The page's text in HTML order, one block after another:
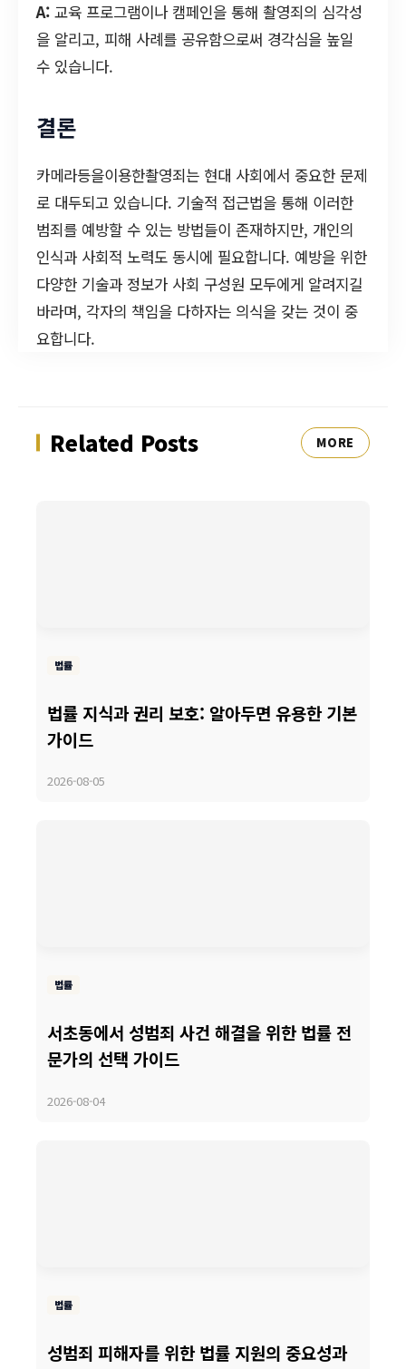
A: 교육 프로그램이나 캠페인을 통해 촬영죄의 심각성
을 알리고, 피해 사례를 공유함으로써 경각심을 높일
수 있습니다.
결론
카메라등을이용한촬영죄는 현대 사회에서 중요한 문제
로 대두되고 있습니다. 기술적 접근법을 통해 이러한
범죄를 예방할 수 있는 방법들이 존재하지만, 개인의
인식과 사회적 노력도 동시에 필요합니다. 예방을 위한
다양한 기술과 정보가 사회 구성원 모두에게 알려지길
바라며, 각자의 책임을 다하자는 의식을 갖는 것이 중
요합니다.
Related Posts MORE
법률
법률 지식과 권리 보호: 알아두면 유용한 기본
가이드
2026-08-05
법률
서초동에서 성범죄 사건 해결을 위한 법률 전
문가의 선택 가이드
2026-08-04
법률
성범죄 피해자를 위한 법률 지원의 중요성과